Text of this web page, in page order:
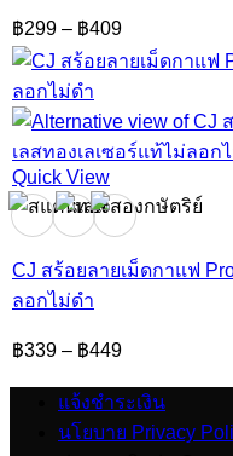
฿299 – ฿409Price
range:
฿299
฿409
Quick View
CJ สร้อยลายเม็ดกาแฟ
ลอกไม่ดำ
฿339 – ฿449Price
฿339
through
฿449
แจ้งชำระเงิน
นโยบาย Privacy